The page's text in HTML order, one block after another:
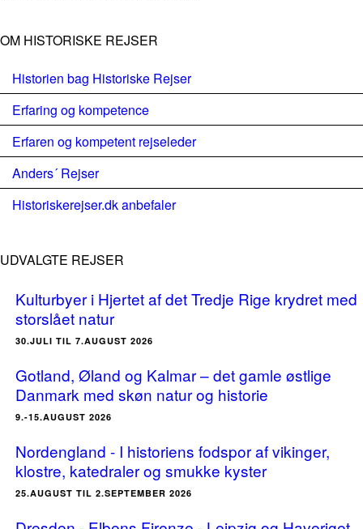
OM HISTORISKE REJSER
Historien bag Historiske Rejser
Erfaring og kompetence
Erfaren og kompetent rejseleder
Anders´ Rejser
Historiskerejser.dk anbefaler
UDVALGTE REJSER
Kulturbyer i Hjertet af det Tredje Rige krydret med
storslået natur
30.JULI TIL 7.AUGUST 2026
Gotland, Øland og Kalmar – det gamle østlige
Danmark med skøn natur og historie
9.-15.AUGUST 2026
Nordengland - I historiens fodspor af vikinger,
klostre, katedraler og smukke kyster
25.AUGUST TIL 2.SEPTEMBER 2026